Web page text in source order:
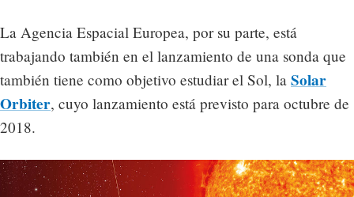
La Agencia Espacial Europea, por su parte, está
trabajando también en el lanzamiento de una sonda que
también tiene como objetivo estudiar el Sol, la Solar
Orbiter, cuyo lanzamiento está previsto para octubre de
2018.